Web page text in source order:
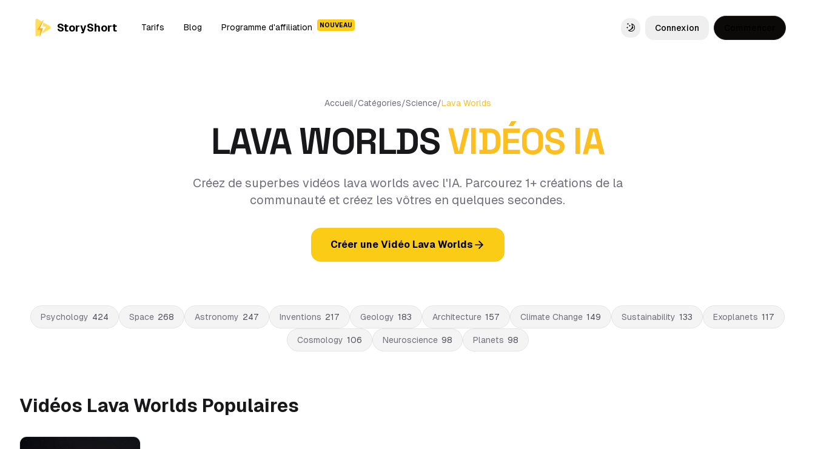
StoryShort Tarifs Blog Programme d'affiliation NOUVEAU
Toggle theme
Connexion
Accueil/Catégories/Science/Lava Worlds
LAVA WORLDSVIDÉOS IA
Créez de superbes vidéos lava worlds avec l'IA. Parcourez 1+ créations de la
communauté et créez les vôtres en quelques secondes.
Créer une Vidéo Lava Worlds
Psychology 424 Space 268 Astronomy 247 Inventions 217 Geology 183 Architecture 157 Climate Change 149 Sustainability 133 Exoplanets 117
Cosmology 106 Neuroscience 98 Planets 98
Vidéos Lava Worlds Populaires